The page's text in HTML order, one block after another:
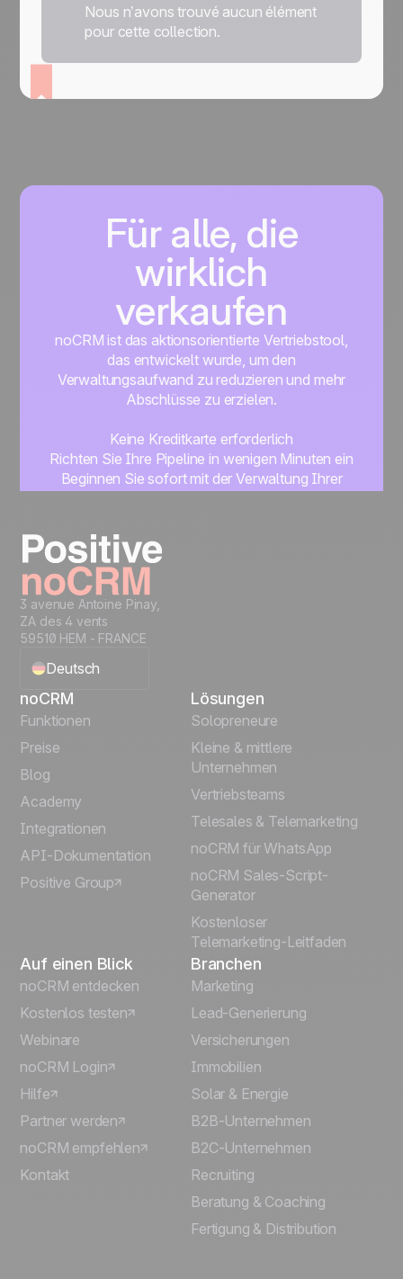
Nous n’avons trouvé aucun élément
pour cette collection.
Für alle, die
wirklich
verkaufen
noCRM ist das aktionsorientierte Vertriebstool,
das entwickelt wurde, um den
Verwaltungsaufwand zu reduzieren und mehr
Abschlüsse zu erzielen.
Keine Kreditkarte erforderlich
Richten Sie Ihre Pipeline in wenigen Minuten ein
Beginnen Sie sofort mit der Verwaltung Ihrer
3 avenue Antoine Pinay,
ZA des 4 vents
59510 HEM - FRANCE
Deutsch
English
Español
Português
Italiano
noCRM
Funktionen
Preise
Blog
Academy
Integrationen
API-Dokumentation
Positive Group
Lösungen
Solopreneure
Kleine & mittlere
Unternehmen
Vertriebsteams
Telesales & Telemarketing
noCRM für WhatsApp
noCRM Sales-Script-
Generator
Kostenloser
Telemarketing-Leitfaden
Auf einen Blick
noCRM entdecken
Kostenlos testen
Webinare
noCRM Login
Hilfe
Partner werden
noCRM empfehlen
Kontakt
Branchen
Marketing
Lead-Generierung
Versicherungen
Immobilien
Solar & Energie
B2B-Unternehmen
B2C-Unternehmen
Recruiting
Beratung & Coaching
Fertigung & Distribution